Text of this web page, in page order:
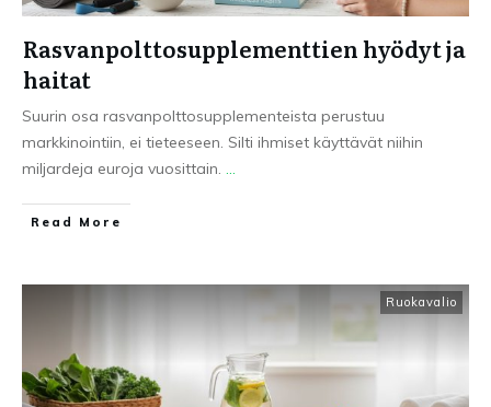
Rasvanpolttosupplementtien hyödyt ja
haitat
Suurin osa rasvanpolttosupplementeista perustuu
markkinointiin, ei tieteeseen. Silti ihmiset käyttävät niihin
miljardeja euroja vuosittain. ...
Read More
Ruokavalio